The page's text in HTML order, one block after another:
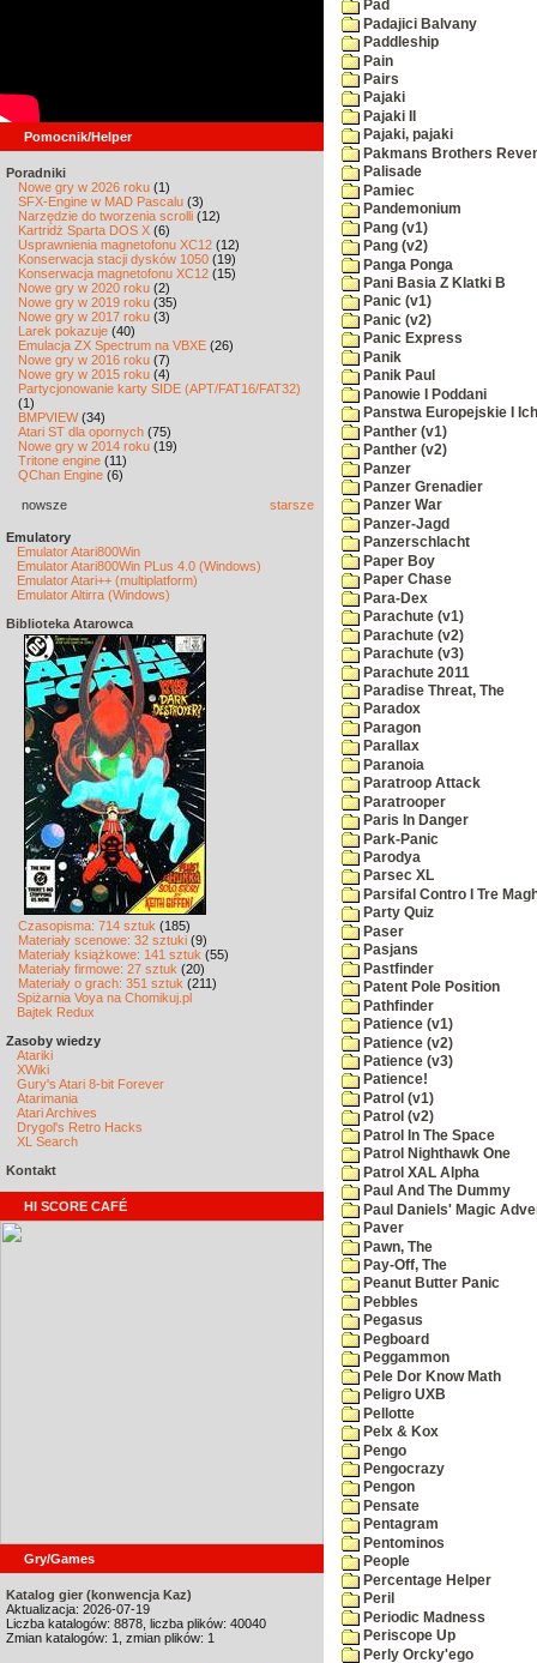
Pomocnik/Helper
Poradniki
Nowe gry w 2026 roku (1)
SFX-Engine w MAD Pascalu (3)
Narzędzie do tworzenia scrolli (12)
Kartridż Sparta DOS X (6)
Usprawnienia magnetofonu XC12 (12)
Konserwacja stacji dysków 1050 (19)
Konserwacja magnetofonu XC12 (15)
Nowe gry w 2020 roku (2)
Nowe gry w 2019 roku (35)
Nowe gry w 2017 roku (3)
Larek pokazuje (40)
Emulacja ZX Spectrum na VBXE (26)
Nowe gry w 2016 roku (7)
Nowe gry w 2015 roku (4)
Partycjonowanie karty SIDE (APT/FAT16/FAT32)
(1)
BMPVIEW(34)
Atari ST dla opornych (75)
Nowe gry w 2014 roku (19)
Tritone engine (11)
QChan Engine (6)
nowsze starsze
Emulatory
Emulator Atari800Win
Emulator Atari800Win PLus 4.0 (Windows)
Emulator Atari++ (multiplatform)
Emulator Altirra (Windows)
Biblioteka Atarowca
Czasopisma: 714 sztuk (185)
Materiały scenowe: 32 sztuki (9)
Materiały książkowe: 141 sztuk (55)
Materiały firmowe: 27 sztuk (20)
Materiały o grach: 351 sztuk (211)
Spiżarnia Voya na Chomikuj.pl
Bajtek Redux
Zasoby wiedzy
Atariki
XWiki
Gury's Atari 8-bit Forever
Atarimania
Atari Archives
Drygol's Retro Hacks
XL Search
Kontakt
HI SCORE CAFÉ
Gry/Games
Katalog gier (konwencja Kaz)
Aktualizacja: 2026-07-19
Liczba katalogów: 8878, liczba plików: 40040
Zmian katalogów: 1, zmian plików: 1
Pad
Padajici Balvany
Paddleship
Pain
Pairs
Pajaki
Pajaki II
Pajaki, pajaki
Pakmans Brothers
Palisade
Pamiec
Pandemonium
Pang (v1)
Pang (v2)
Panga Ponga
Pani Basia Z Klatki B
Panic (v1)
Panic (v2)
Panic Express
Panik
Panik Paul
Panowie I Poddani
Panstwa Europejskie I
Panther (v1)
Panther (v2)
Panzer
Panzer Grenadier
Panzer War
Panzer-Jagd
Panzerschlacht
Paper Boy
Paper Chase
Para-Dex
Parachute (v1)
Parachute (v2)
Parachute (v3)
Parachute 2011
Paradise Threat, The
Paradox
Paragon
Parallax
Paranoia
Paratroop Attack
Paratrooper
Paris In Danger
Park-Panic
Parodya
Parsec XL
Parsifal Contro I Tre
Party Quiz
Paser
Pasjans
Pastfinder
Patent Pole Position
Pathfinder
Patience (v1)
Patience (v2)
Patience (v3)
Patience!
Patrol (v1)
Patrol (v2)
Patrol In The Space
Patrol Nighthawk One
Patrol XAL Alpha
Paul And The Dummy
Paul Daniels' Magic
Paver
Pawn, The
Pay-Off, The
Peanut Butter Panic
Pebbles
Pegasus
Pegboard
Peggammon
Pele Dor Know Math
Peligro UXB
Pellotte
Pelx & Kox
Pengo
Pengocrazy
Pengon
Pensate
Pentagram
Pentominos
People
Percentage Helper
Peril
Periodic Madness
Periscope Up
Perly Orcky'ego